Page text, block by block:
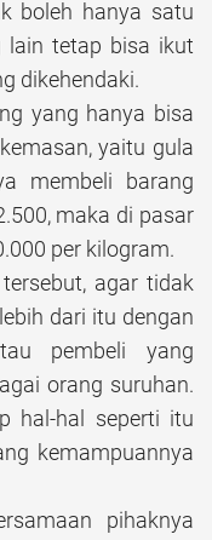
boleh hanya satu
lain tetap bisa ikut
dikehendaki.
yang hanya bisa
yaitu gula
membeli barang
maka di pasar
per kilogram.
agar tidak
dari itu dengan
pembeli yang
orang suruhan.
hal-hal seperti itu
kemampuannya
pihaknya